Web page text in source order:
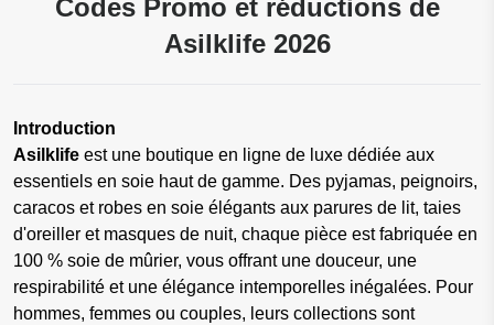
Codes Promo et réductions de
Asilklife 2026
Introduction
Asilklife est une boutique en ligne de luxe dédiée aux
essentiels en soie haut de gamme. Des pyjamas, peignoirs,
caracos et robes en soie élégants aux parures de lit, taies
d'oreiller et masques de nuit, chaque pièce est fabriquée en
100 % soie de mûrier, vous offrant une douceur, une
respirabilité et une élégance intemporelles inégalées. Pour
hommes, femmes ou couples, leurs collections sont